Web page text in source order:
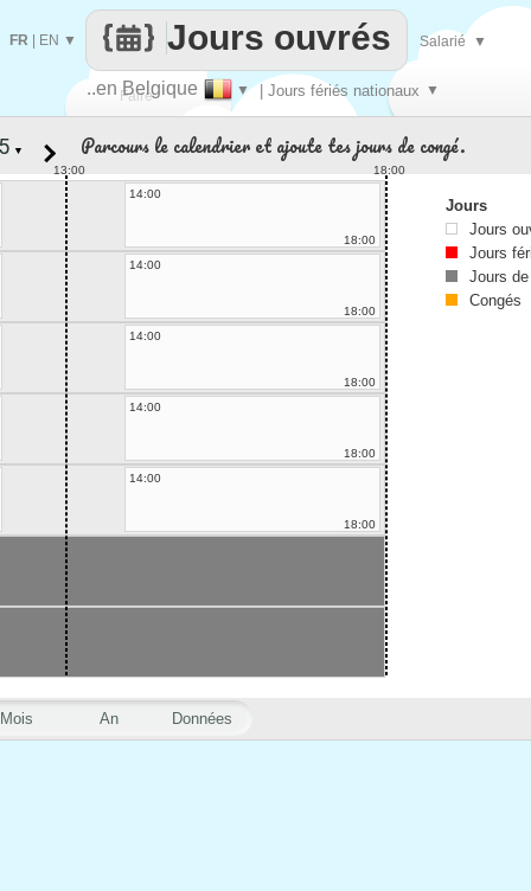
Faire
..en Belgique ▼ | Jours fériés nationaux ▼
Jours ouvrés
FR EN ▼ Salarié ▼
Mois An Données
▼ Parcours le calendrier et ajoute tes jours de congé.
13:00
18:00
14:00
18:00
14:00
18:00
14:00
18:00
14:00
18:00
14:00
18:00
Jours
Jours
Jours
Jours
Congés